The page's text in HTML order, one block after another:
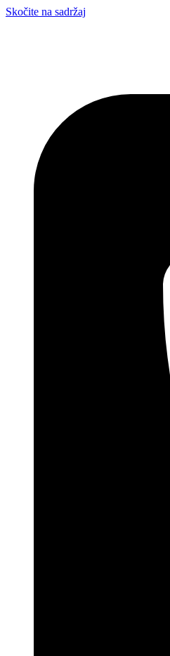
Skočite na sadržaj